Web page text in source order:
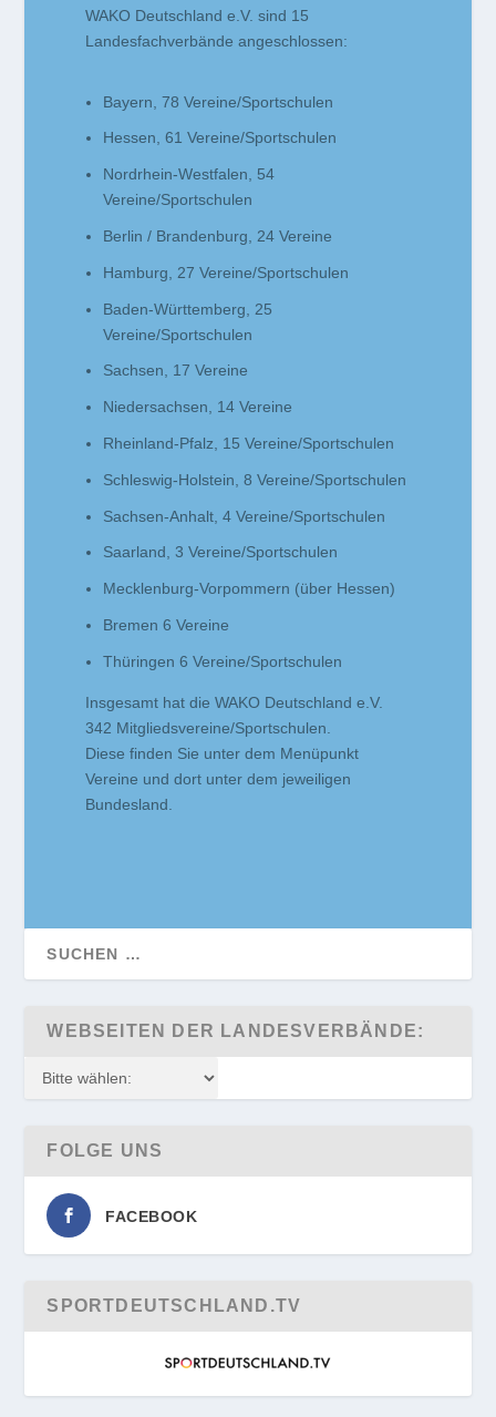
WAKO Deutschland e.V. sind 15
Landesfachverbände angeschlossen:
Bayern, 78 Vereine/Sportschulen
Hessen, 61 Vereine/Sportschulen
Nordrhein-Westfalen, 54
Vereine/Sportschulen
Berlin / Brandenburg, 24 Vereine
Hamburg, 27 Vereine/Sportschulen
Baden-Württemberg, 25
Vereine/Sportschulen
Sachsen, 17 Vereine
Niedersachsen, 14 Vereine
Rheinland-Pfalz, 15 Vereine/Sportschulen
Schleswig-Holstein, 8 Vereine/Sportschulen
Sachsen-Anhalt, 4 Vereine/Sportschulen
Saarland, 3 Vereine/Sportschulen
Mecklenburg-Vorpommern (über Hessen)
Bremen 6 Vereine
Thüringen 6 Vereine/Sportschulen
Insgesamt hat die WAKO Deutschland e.V.
342 Mitgliedsvereine/Sportschulen.
Diese finden Sie unter dem Menüpunkt
Vereine und dort unter dem jeweiligen
Bundesland.
WEBSEITEN DER LANDESVERBÄNDE:
FOLGE UNS
FACEBOOK
SPORTDEUTSCHLAND.TV